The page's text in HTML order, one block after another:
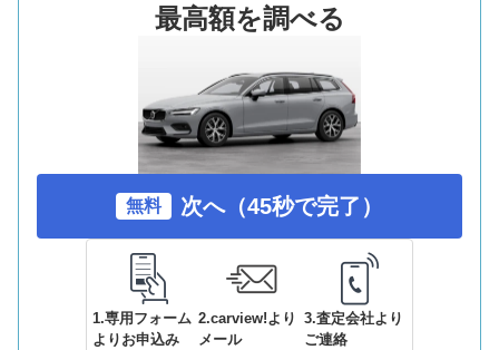
最高額を調べる
無料 次へ（45秒で完了）
1.専用フォーム
よりお申込み
2.carview!より
メール
3.査定会社より
ご連絡